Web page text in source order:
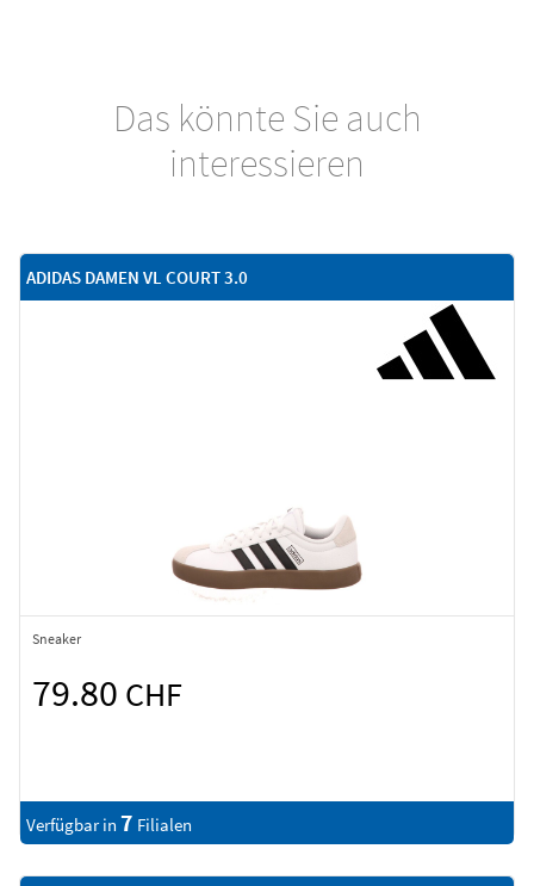
Das könnte Sie auch
interessieren
ADIDAS DAMEN VL COURT 3.0
Sneaker
79.80 CHF
Verfügbar in 7 Filialen